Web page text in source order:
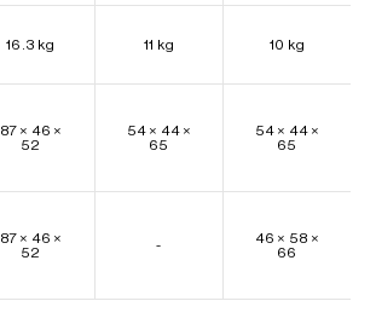
16.3 kg 11 kg 10 kg
87 × 46 ×
52
54 × 44 ×
65
54 × 44 ×
65
87 × 46 ×
52
-
46 × 58 ×
66